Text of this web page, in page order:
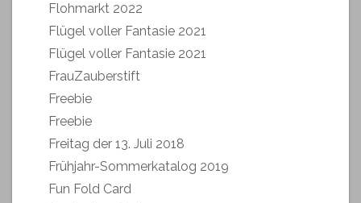
Flohmarkt 2022
Flügel voller Fantasie 2021
Flügel voller Fantasie 2021
FrauZauberstift
Freebie
Freebie
Freitag der 13. Juli 2018
Frühjahr-Sommerkatalog 2019
Fun Fold Card